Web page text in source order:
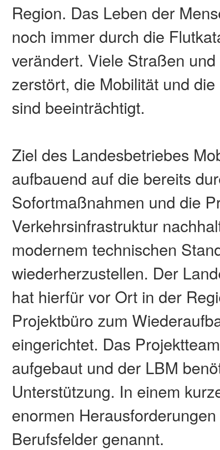
Region. Das Leben der
noch immer durch die
verändert. Viele Straßen
zerstört, die Mobilität und
sind beeinträchtigt.
Ziel des Landesbetriebes
aufbauend auf die bereits
Sofortmaßnahmen und die
Verkehrsinfrastruktur
modernem technischen
wiederherzustellen. Der
hat hierfür vor Ort in der
Projektbüro zum
eingerichtet. Das
aufgebaut und der LBM
Unterstützung. In einem
enormen
Berufsfelder genannt.